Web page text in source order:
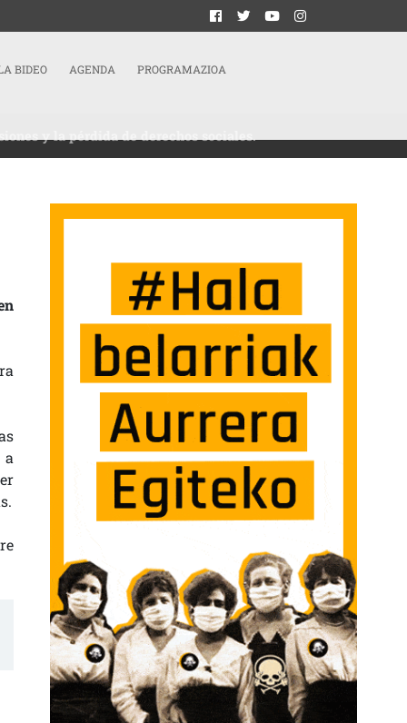
BIDEO AGENDA PROGRAMAZIOA
y la pérdida de derechos sociales.
CONVOCATORIA DE HUELGA GENERAL CONTRA LA REFORMA DE LAS
a